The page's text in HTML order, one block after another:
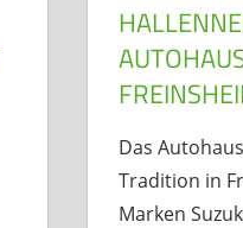
Das
Tradition in
Marken